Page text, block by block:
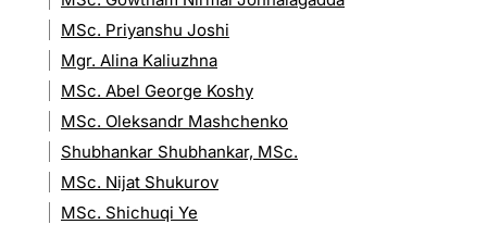
MSc. Priyanshu Joshi
Mgr. Alina Kaliuzhna
MSc. Abel George Koshy
MSc. Oleksandr Mashchenko
Shubhankar Shubhankar, MSc.
MSc. Nijat Shukurov
MSc. Shichuqi Ye